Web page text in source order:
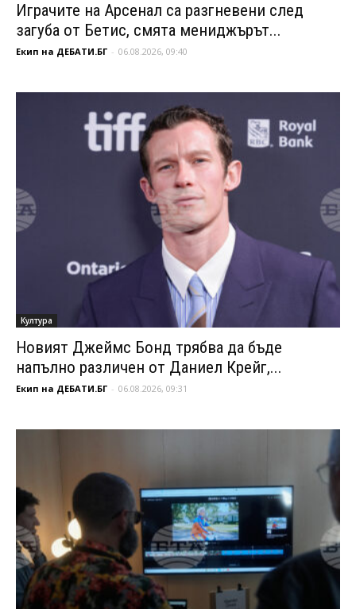
Играчите на Арсенал са разгневени след
загуба от Бетис, смята мениджърът...
Екип на ДЕБАТИ.БГ - 06.08.2026, 09:40
Култура
Новият Джеймс Бонд трябва да бъде
напълно различен от Даниел Крейг,...
Екип на ДЕБАТИ.БГ - 06.08.2026, 09:31